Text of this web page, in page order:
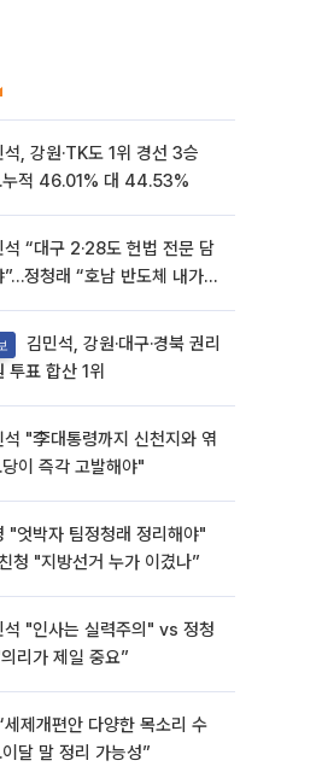
석, 강원·TK도 1위 경선 3승
적 46.01% 대 44.53%
석 “대구 2·28도 헌법 전문 담
”…정청래 “호남 반도체 내가
투표 합산 1위
석 "李대통령까지 신천지와 엮
이 즉각 고발해야"
"엇박자 팀정청래 정리해야"
청 "지방선거 누가 이겼나”
석 "인사는 실력주의" vs 정청
리가 제일 중요”
제개편안 다양한 목소리 수
달 말 정리 가능성”